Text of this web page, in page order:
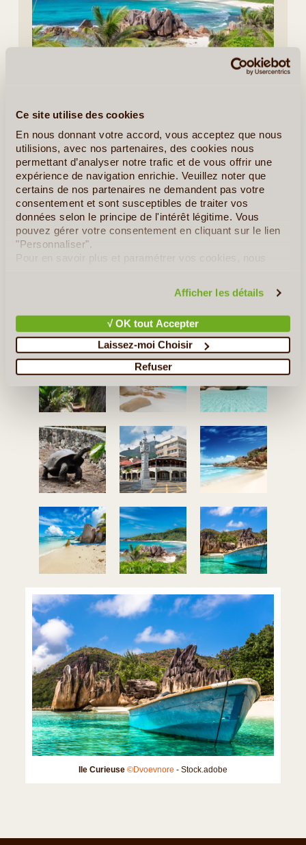
Ce site utilise des cookies
En nous donnant votre accord, vous acceptez que nous
utilisions, avec nos partenaires, des cookies nous
permettant d’analyser notre trafic et de vous offrir une
expérience de navigation enrichie. Veuillez noter que
certains de nos partenaires ne demandent pas votre
consentement et sont susceptibles de traiter vos
données selon le principe de l'intérêt légitime. Vous
pouvez gérer votre consentement en cliquant sur le lien
"Personnaliser".
Pour en savoir plus et paramétrer vos cookies, nous
Afficher les détails
√ OK tout Accepter
Laissez-moi Choisir
Refuser
©
au patrimoine mondial de l'UNESCO. L'Île fut baptisée Praslin
en honneur du Duc de (...)
En détail ≻
Séjour Badamier aux Seychelles
Séjour Cocos de Mer aux Seychelles
Séjour Robinson aux Seychelles
Seychelles
Ile Curieuse ©Dvoevnore - Stock.adobe